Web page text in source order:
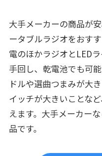
大手メーカーの商品が
ータブルラジオをおす
電のほかラジオとLED
手回し、乾電池でも可
ドルや選曲つまみが大
イッチが大きいことな
えます。大手メーカー
品です。